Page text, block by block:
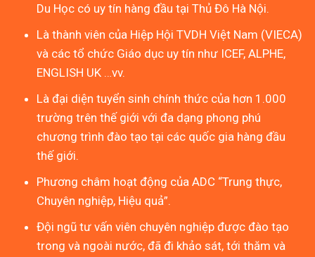
Du Học có uy tín hàng đầu tại Thủ Đô Hà Nội.
Là thành viên của Hiệp Hội TVDH Việt Nam (VIECA)
và các tổ chức Giáo dục uy tín như ICEF, ALPHE,
ENGLISH UK …vv.
Là đại diện tuyển sinh chính thức của hơn 1.000
trường trên thế giới với đa dạng phong phú
chương trình đào tạo tại các quốc gia hàng đầu
thế giới.
Phương châm hoạt động của ADC “Trung thực,
Chuyên nghiệp, Hiệu quả”.
Đội ngũ tư vấn viên chuyên nghiệp được đào tạo
trong và ngoài nước, đã đi khảo sát, tới thăm và